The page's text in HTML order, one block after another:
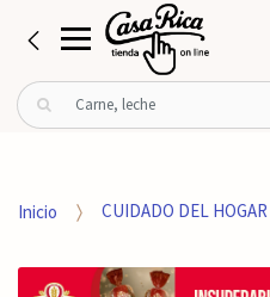
B
u
r
o
Inicio CUIDADO DEL HOGAR